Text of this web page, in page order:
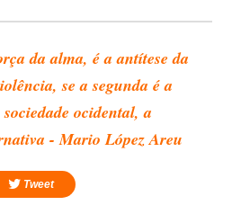
da alma, é a antítese da
se a segunda é a
ocidental, a
- Mario López Areu
Tweet